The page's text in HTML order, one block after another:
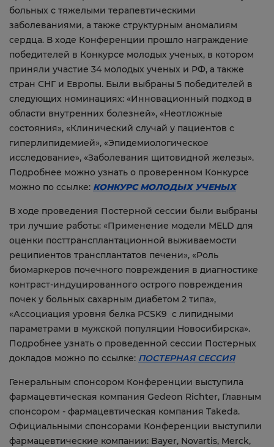
больных с тяжелыми терапевтическими
заболеваниями, а также структурным аномалиям
сердца. В ходе Конференции прошло награждение
победителей в Конкурсе молодых ученых, в котором
приняли участие 34 молодых ученых и РФ, а также
стран СНГ и Европы. Были выбраны 5 победителей в
следующих номинациях: «Инновационный подход в
области внутренних болезней», «Неотложные
состояния», «Клинический случай у пациентов с
гиперлипидемией», «Эпидемиологическое
исследование», «Заболевания щитовидной железы».
Подробнее можно узнать о проверенном Конкурсе
можно по ссылке: КОНКУРС МОЛОДЫХ УЧЕНЫХ
В ходе проведения Постерной сессии были выбраны
три лучшие работы: «Применение модели MELD для
оценки посттрансплантационной выживаемости
реципиентов трансплантатов печени», «Роль
биомаркеров почечного повреждения в диагностике
контраст-индуцированного острого повреждения
почек у больных сахарным диабетом 2 типа»,
«Ассоциация уровня белка PCSK9 с липидными
параметрами в мужской популяции Новосибирска».
Подробнее узнать о проведенной сессии Постерных
докладов можно по ссылке: ПОСТЕРНАЯ СЕССИЯ
Генеральным спонсором Конференции выступила
фармацевтическая компания Gedeon Richter, Главным
спонсором - фармацевтическая компания Takeda.
Официальными спонсорами Конференции выступили
фармацевтические компании: Bayer, Novartis, Merck,